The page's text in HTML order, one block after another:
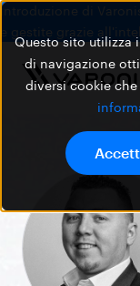
Questo sito utilizza
di navigazione
diversi cookie
Introduzione di
e gestite grazie